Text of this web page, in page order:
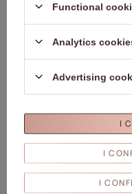
Polvo para uñas Seaside
0,23 €
(0,23 € / g)
Functional
Analytics
Advertising
I
I
I